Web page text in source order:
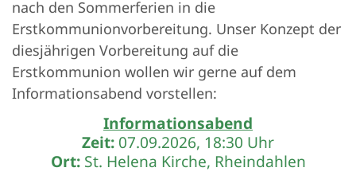
nach den Sommerferien in die
Erstkommunionvorbereitung. Unser Konzept der
diesjährigen Vorbereitung auf die
Erstkommunion wollen wir gerne auf dem
Informationsabend vorstellen:
Informationsabend
Zeit: 07.09.2026, 18:30 Uhr
Ort: St. Helena Kirche, Rheindahlen